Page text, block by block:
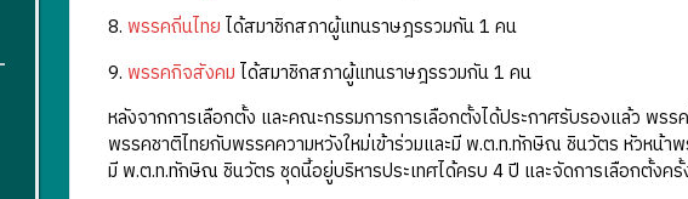
8. พรรคถิ่นไทย ได้สมาชิกสภาผู้แทนราษฎรรวมกัน 1 คน
9. พรรคกิจสังคม ได้สมาชิกสภาผู้แทนราษฎรรวมกัน 1 คน
หลังจากการเลือกตั้ง และคณะกรรมการการเลือกตั้งได้ประกาศรับรองแล้ว พร
พรรคชาติไทยกับพรรคความหวังใหม่เข้าร่วมและมี พ.ต.ท.ทักษิณ ชินวัตร หัวหน้
มี พ.ต.ท.ทักษิณ ชินวัตร ชุดนี้อยู่บริหารประเทศได้ครบ 4 ปี และจัดการเลือกตั้งค